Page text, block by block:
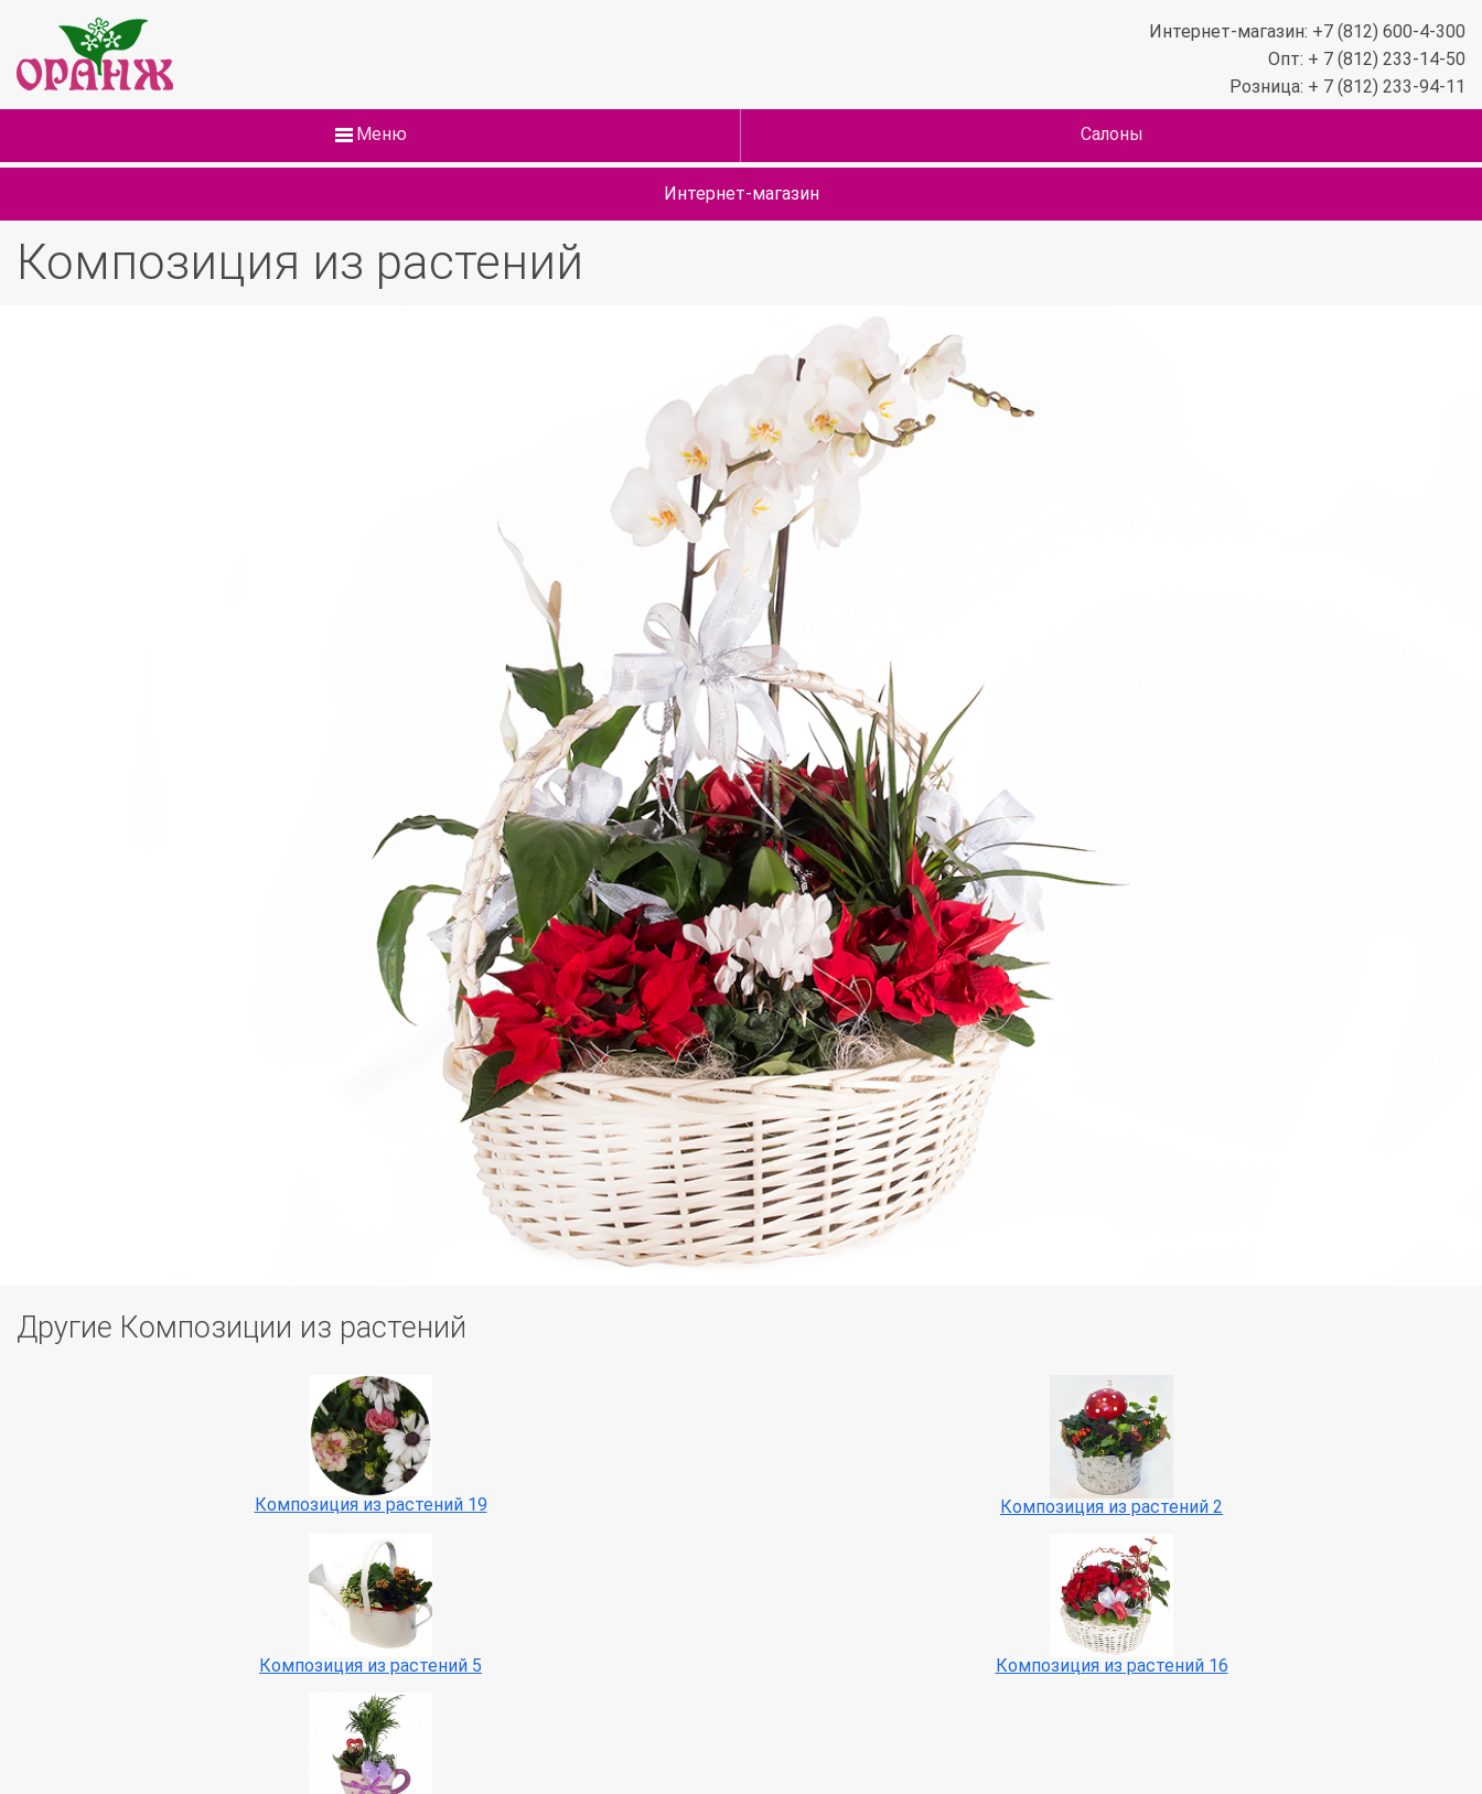
Интернет-магазин: +7 (812) 600-4-300
Опт: + 7 (812) 233-14-50
Розница: + 7 (812) 233-94-11
Меню Салоны
Интернет-магазин
Композиция из растений
Другие Композиции из растений
Композиция из растений 19 Композиция из растений 2
Композиция из растений 5 Композиция из растений 16